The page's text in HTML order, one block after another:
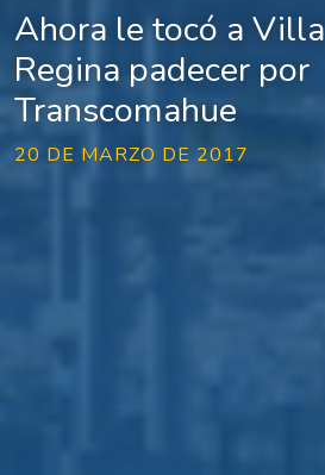
Ahora le tocó a Villa
Regina padecer por
Transcomahue
20 DE MARZO DE 2017